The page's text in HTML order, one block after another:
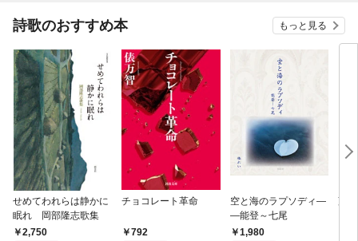
詩歌のおすすめ本 もっと見る
せめてわれらは静かに
眠れ 岡部隆志歌集
2,750
チョコレート革命
792
空と海のラプソディ―
―能登～七尾
1,980
藤